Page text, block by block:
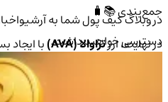
جمع‌بندی 📚🧳
در نهایت، ارزتراوالا (AVA)
با ایجاد
گردشگری دیجیتال، توانسته اعتماد
🌍✨ اگر به دنبال تجربه‌ای راحت و
در وبلاگ کیف پول شما به
دسترسی خواهید داشت.